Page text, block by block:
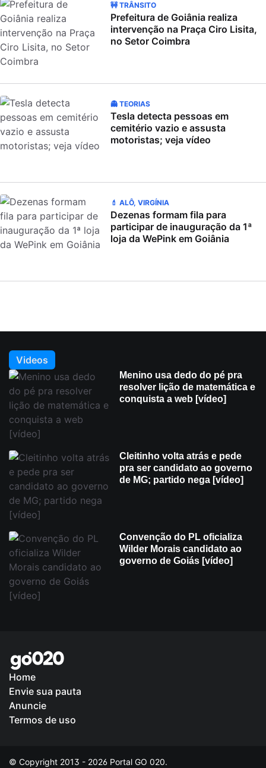
🚧 TRÂNSITO
Prefeitura de Goiânia realiza
intervenção na Praça Ciro Lisita,
no Setor Coimbra
👻 TEORIAS
Tesla detecta pessoas em
cemitério vazio e assusta
motoristas; veja vídeo
💄 ALÔ, VIRGÍNIA
Dezenas formam fila para
participar de inauguração da 1ª
loja da WePink em Goiânia
Videos
Menino usa dedo do pé pra
resolver lição de matemática e
conquista a web [vídeo]
Cleitinho volta atrás e pede
pra ser candidato ao governo
de MG; partido nega [vídeo]
Convenção do PL oficializa
Wilder Morais candidato ao
governo de Goiás [vídeo]
Home
Envie sua pauta
Anuncie
Termos de uso
© Copyright 2013 - 2026 Portal GO 020.